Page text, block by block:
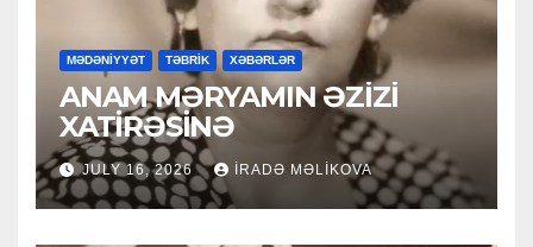
MƏDƏNİYYƏT TƏBRİK XƏBƏRLƏR
ANAM MƏRYAMIN ƏZİZİ
XATİRƏSİNƏ
JULY 16, 2026 İRADƏ MƏLIKOVA